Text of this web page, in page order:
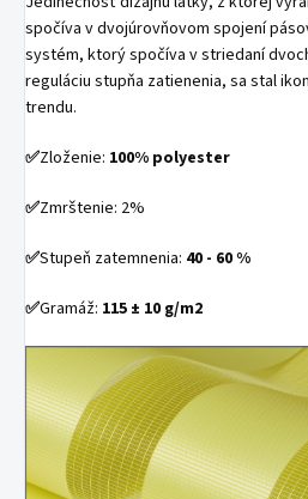
spočíva v dvojúrovňovom spojení
systém, ktorý spočíva v striedaní
reguláciu stupňa zatienenia, sa stal
trendu.
✅Zloženie: 100% polyester
✅Zmrštenie: 2%
✅Stupeň zatemnenia: 40 - 60 %
✅Gramáž: 115 ± 10 g/m2